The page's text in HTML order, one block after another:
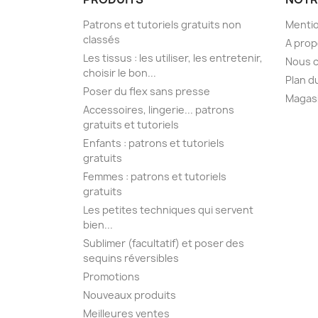
Patrons et tutoriels gratuits non
classés
Les tissus : les utiliser, les entretenir,
choisir le bon...
Poser du flex sans presse
Accessoires, lingerie... patrons
gratuits et tutoriels
Enfants : patrons et tutoriels
gratuits
Femmes : patrons et tutoriels
gratuits
Les petites techniques qui servent
bien...
Sublimer (facultatif) et poser des
sequins réversibles
Promotions
Nouveaux produits
Meilleures ventes
A
Nous
Plan